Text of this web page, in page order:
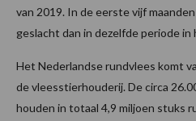
van 2019. In de eerste vijf
geslacht dan in dezelfde periode in
Het Nederlandse rundvlees komt
de vleesstierhouderij. De circa
houden in totaal 4,9 miljoen stuks